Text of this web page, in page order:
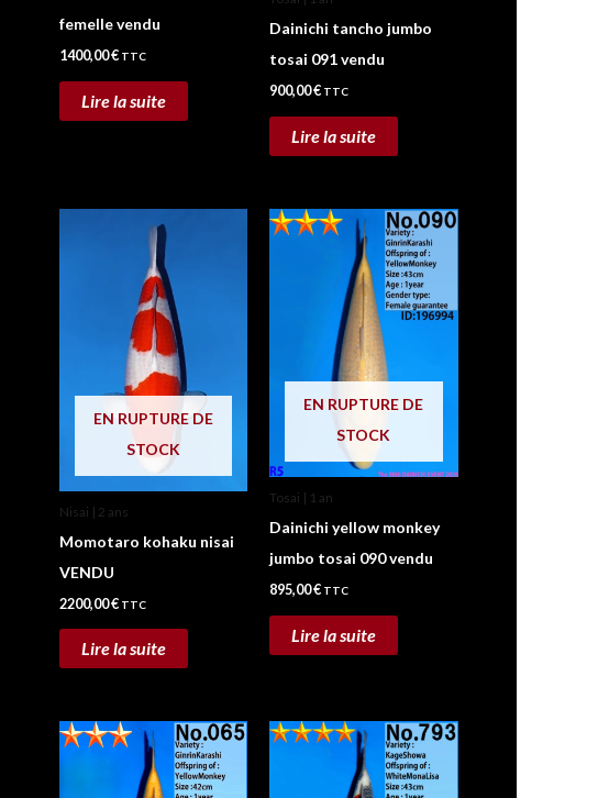
femelle vendu
1400,00€ TTC
Lire la suite
Dainichi tancho jumbo
tosai 091 vendu
900,00€ TTC
Lire la suite
EN RUPTURE DE
STOCK
Nisai | 2 ans
Momotaro kohaku nisai
VENDU
2200,00€ TTC
Lire la suite
EN RUPTURE DE
STOCK
Tosai | 1 an
Dainichi yellow monkey
jumbo tosai 090 vendu
895,00€ TTC
Lire la suite